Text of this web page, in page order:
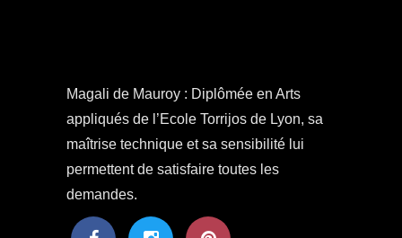
Magali de Mauroy : Diplômée en Arts
appliqués de l’Ecole Torrijos de Lyon, sa
maîtrise technique et sa sensibilité lui
permettent de satisfaire toutes les
demandes.